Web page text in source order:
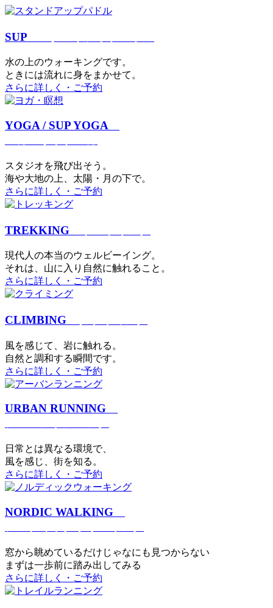
SUP
⽔の上のウォーキングです。
ときには流れに身をまかせて。
さらに詳しく・ご予約
YOGA / SUP YOGA
スタジオを⾶び出そう。
海や大地の上、太陽・⽉の下で。
さらに詳しく・ご予約
TREKKING
現代⼈の本当のウェルビーイング。
それは、⼭に⼊り⾃然に触れること。
さらに詳しく・ご予約
CLIMBING
⾵を感じて、岩に触れる。
⾃然と調和する瞬間です。
さらに詳しく・ご予約
URBAN RUNNING
日常とは異なる環境で、
風を感じ、街を知る。
さらに詳しく・ご予約
NORDIC WALKING
窓から眺めているだけじゃなにも見つからない
まずは一歩前に踏み出してみる
さらに詳しく・ご予約